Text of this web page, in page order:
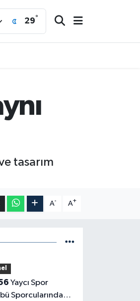
29°
tasarım
A- A+
Sporcularından